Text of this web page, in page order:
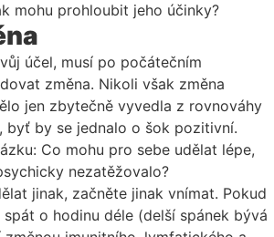
mohu prohloubit jeho účinky?
účel, musí po počátečním
změna. Nikoli však změna
jen zbytečně vyvedla z rovnováhy
byť by se jednalo o šok pozitivní.
Co mohu pro sebe udělat lépe,
nezatěžovalo?
jinak, začněte jinak vnímat. Pokud
o hodinu déle (delší spánek bývá